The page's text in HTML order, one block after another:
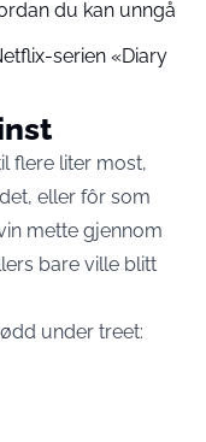
du kan unngå
serien «Diary
flere liter most,
eller fôr som
mette gjennom
bare ville blitt
under treet: